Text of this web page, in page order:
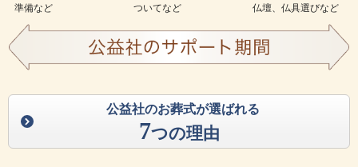
準備など
ついてなど
仏壇、仏具選びなど
公益社のお葬式が選ばれる
7つの理由